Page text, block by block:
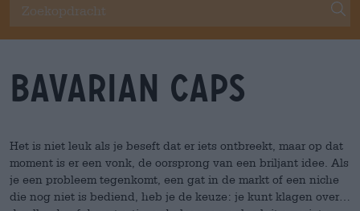
Bavarian Caps
Het is niet leuk als je beseft dat er iets ontbreekt, maar op dat
moment is er een vonk, de oorsprong van een briljant idee. Als
je een probleem tegenkomt, een gat in de markt of een niche
die nog niet is bediend, heb je de keuze: je kunt klagen over